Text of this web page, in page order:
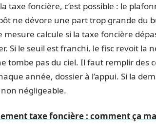
taxe foncière, c’est possible : le
ne dévore une part trop grande du
calcule si la taxe foncière
Si le seuil est franchi, le fisc revoit la
tombe pas du ciel. Il faut remplir des
année, dossier à l’appui. Si la
négligeable.
taxe foncière : comment ça